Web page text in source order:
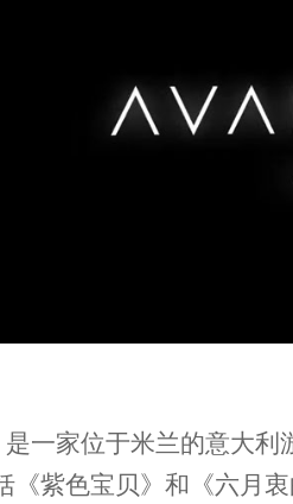
是一家位于米兰的意
紫色宝贝》和《六月衷曲